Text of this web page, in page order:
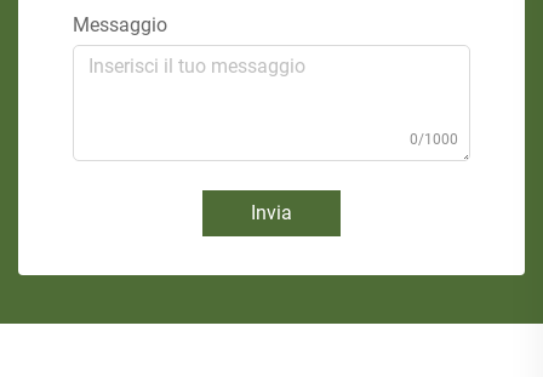
Messaggio
0/1000
Invia